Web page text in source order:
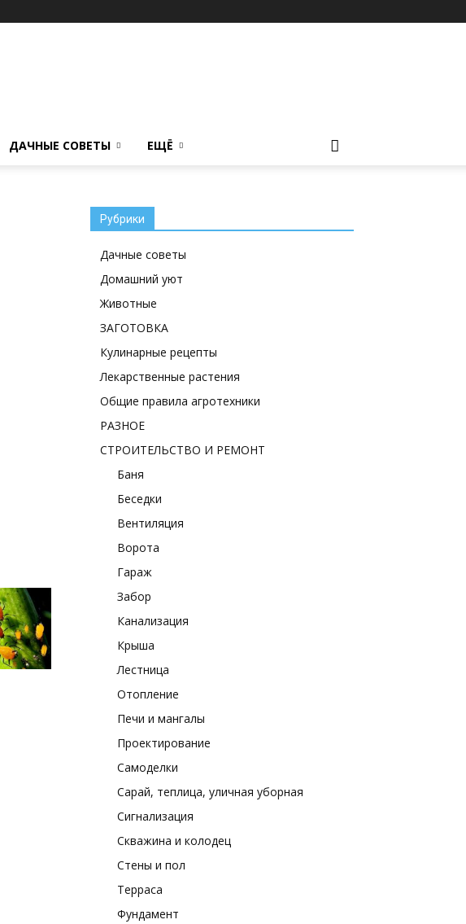
ДАЧНЫЕ СОВЕТЫ ЕЩЁ
Рубрики
Дачные советы
Домашний уют
Животные
ЗАГОТОВКА
Кулинарные рецепты
Лекарственные растения
Общие правила агротехники
РАЗНОЕ
СТРОИТЕЛЬСТВО И РЕМОНТ
Баня
Беседки
Вентиляция
Ворота
Гараж
Забор
Канализация
Крыша
Лестница
Отопление
Печи и мангалы
Проектирование
Самоделки
Сарай, теплица, уличная уборная
Сигнализация
Скважина и колодец
Стены и пол
Терраса
Фундамент